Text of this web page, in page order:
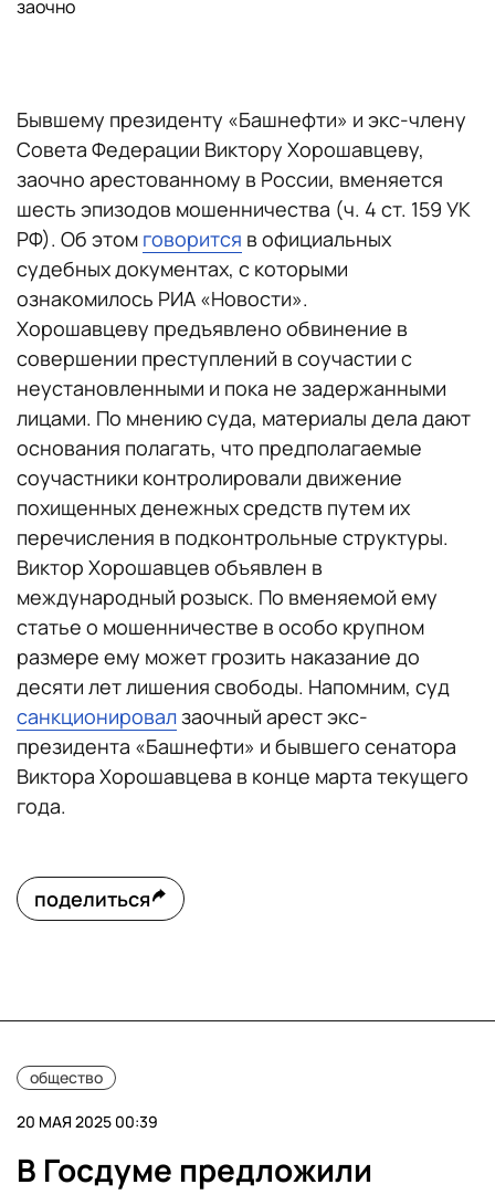
заочно
Бывшему президенту «Башнефти» и экс-члену
Совета Федерации Виктору Хорошавцеву,
заочно арестованному в России, вменяется
шесть эпизодов мошенничества (ч. 4 ст. 159 УК
РФ). Об этом говорится в официальных
судебных документах, с которыми
ознакомилось РИА «Новости».
Хорошавцеву предъявлено обвинение в
совершении преступлений в соучастии с
неустановленными и пока не задержанными
лицами. По мнению суда, материалы дела дают
основания полагать, что предполагаемые
соучастники контролировали движение
похищенных денежных средств путем их
перечисления в подконтрольные структуры.
Виктор Хорошавцев объявлен в
международный розыск. По вменяемой ему
статье о мошенничестве в особо крупном
размере ему может грозить наказание до
десяти лет лишения свободы. Напомним, суд
санкционировалзаочный арест экс-
президента «Башнефти» и бывшего сенатора
Виктора Хорошавцева в конце марта текущего
года.
поделиться
общество
20 МАЯ 2025 00:39
В Госдуме предложили